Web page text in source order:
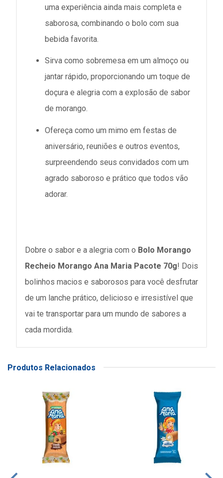
uma experiência ainda mais completa e
saborosa, combinando o bolo com sua
bebida favorita.
Sirva como sobremesa em um almoço ou
jantar rápido, proporcionando um toque de
doçura e alegria com a explosão de sabor
de morango.
Ofereça como um mimo em festas de
aniversário, reuniões e outros eventos,
surpreendendo seus convidados com um
agrado saboroso e prático que todos vão
adorar.
Dobre o sabor e a alegria com o Bolo Morango
Recheio Morango Ana Maria Pacote 70g! Dois
bolinhos macios e saborosos para você desfrutar
de um lanche prático, delicioso e irresistível que
vai te transportar para um mundo de sabores a
cada mordida.
Produtos Relacionados